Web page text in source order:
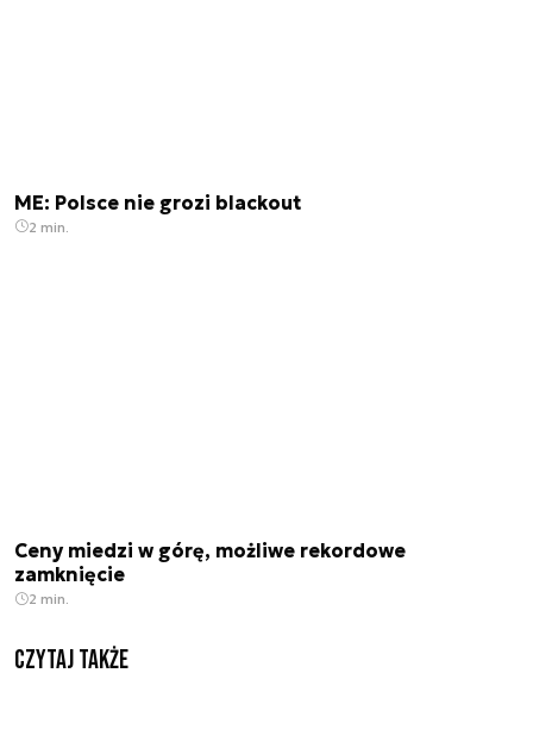
ME: Polsce nie grozi blackout
2 min.
Ceny miedzi w górę, możliwe rekordowe
zamknięcie
2 min.
Czytaj także